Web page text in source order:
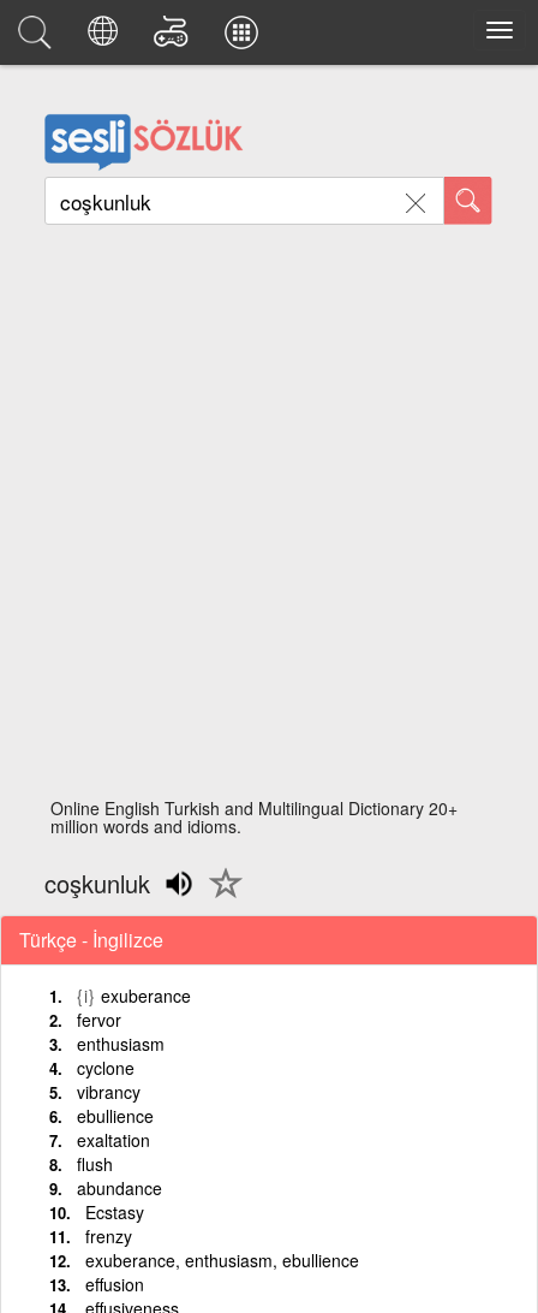
Online English Turkish and Multilingual Dictionary 20+
million words and idioms.
coşkunluk
Türkçe - İngilizce
{i} exuberance
fervor
enthusiasm
cyclone
vibrancy
ebullience
exaltation
flush
abundance
Ecstasy
frenzy
exuberance, enthusiasm, ebullience
effusion
effusiveness